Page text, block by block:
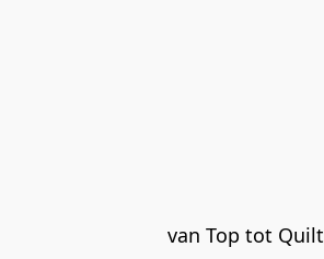
van Top tot Quilt